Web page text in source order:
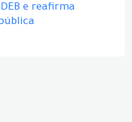
e reafirma